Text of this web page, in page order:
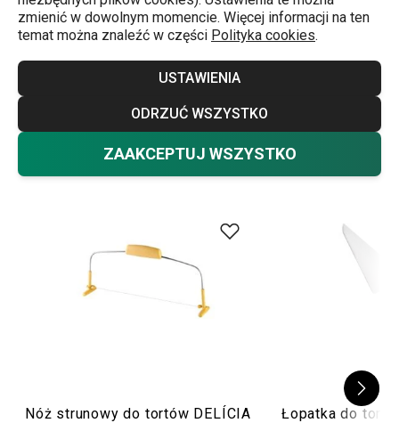
zmienić w dowolnym momencie. Więcej informacji na ten
temat można znaleźć w części Polityka cookies.
USTAWIENIA
ODRZUĆ WSZYSTKO
ZAAKCEPTUJ WSZYSTKO
ofercie znadziesz również wyjątkowy nóż strunowy!
Wskazówka:nie zapomnij także o samym serwowaniu
słodkich przysmaków. W ofercie mamy dla Ciebie
patery
tace i płyty do serwowania.
Nie chcesz wybierać? Wybierz pewność
Nóż strunowy do tortów DELÍCIA Łopatka do tortu